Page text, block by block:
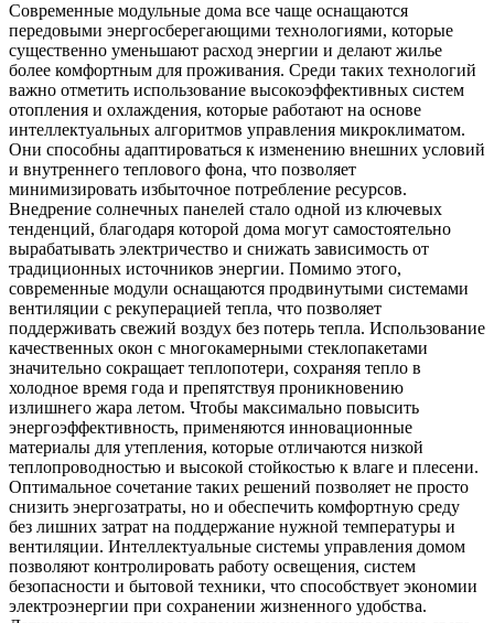
Современные модульные дома все чаще оснащаются
передовыми энергосберегающими технологиями, которые
существенно уменьшают расход энергии и делают жилье
более комфортным для проживания. Среди таких технологий
важно отметить использование высокоэффективных систем
отопления и охлаждения, которые работают на основе
интеллектуальных алгоритмов управления микроклиматом.
Они способны адаптироваться к изменению внешних условий
и внутреннего теплового фона, что позволяет
минимизировать избыточное потребление ресурсов.
Внедрение солнечных панелей стало одной из ключевых
тенденций, благодаря которой дома могут самостоятельно
вырабатывать электричество и снижать зависимость от
традиционных источников энергии. Помимо этого,
современные модули оснащаются продвинутыми системами
вентиляции с рекуперацией тепла, что позволяет
поддерживать свежий воздух без потерь тепла. Использование
качественных окон с многокамерными стеклопакетами
значительно сокращает теплопотери, сохраняя тепло в
холодное время года и препятствуя проникновению
излишнего жара летом. Чтобы максимально повысить
энергоэффективность, применяются инновационные
материалы для утепления, которые отличаются низкой
теплопроводностью и высокой стойкостью к влаге и плесени.
Оптимальное сочетание таких решений позволяет не просто
снизить энергозатраты, но и обеспечить комфортную среду
без лишних затрат на поддержание нужной температуры и
вентиляции. Интеллектуальные системы управления домом
позволяют контролировать работу освещения, систем
безопасности и бытовой техники, что способствует экономии
электроэнергии при сохранении жизненного удобства.